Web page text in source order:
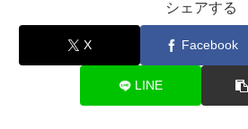
シェアする
X Facebook
LINE